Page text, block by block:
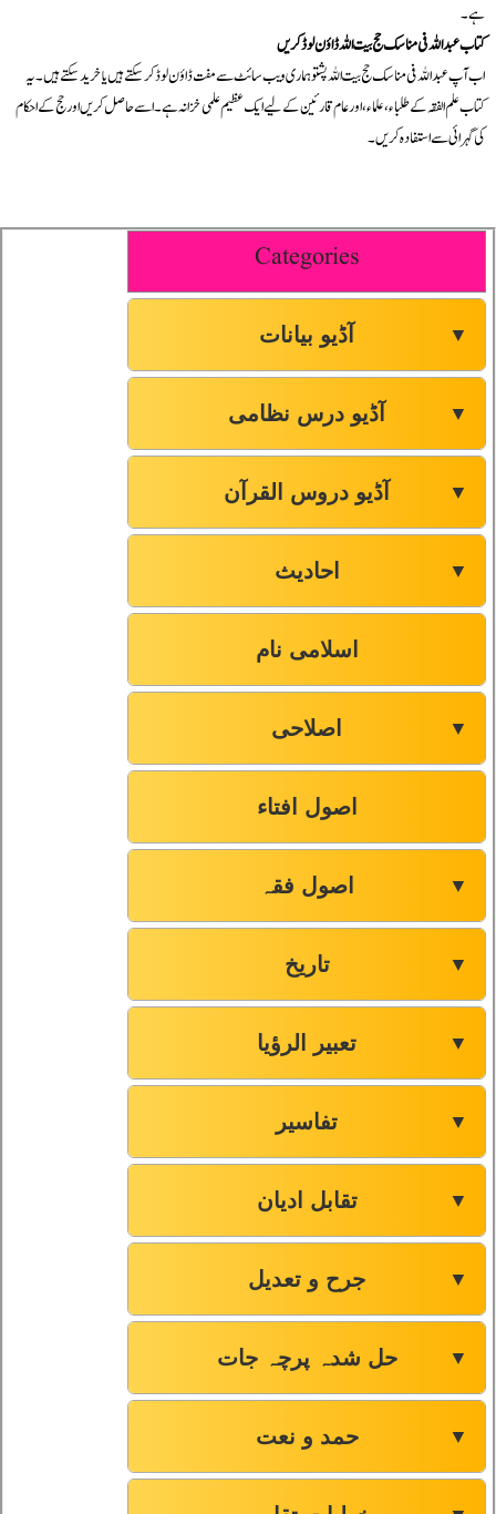
ہے۔
کتاب عبداللہ فی مناسک حج بیت اللہ ڈاؤن لوڈ کریں
اب آپ عبداللہ فی مناسک حج بیت اللہ پشتو ہماری ویب سائٹ سے مفت ڈاؤن لوڈ کر سکتے ہیں یا خرید سکتے ہیں۔ یہ
کتاب علم الفقہ کے طلباء، علماء، اور عام قارئین کے لیے ایک عظیم علمی خزانہ ہے۔ اسے حاصل کریں اور حج کے احکام
کی گہرائی سے استفادہ کریں۔
Categories
آڈیو بیانات ▼
آڈیو درس نظامی ▼
آڈیو دروس القرآن ▼
احادیث ▼
اسلامی نام
اصلاحی ▼
اصول افتاء
اصول فقہ ▼
تاریخ ▼
تعبیر الرؤیا ▼
تفاسیر ▼
تقابل ادیان ▼
جرح و تعدیل ▼
حل شدہ پرچہ جات ▼
حمد و نعت ▼